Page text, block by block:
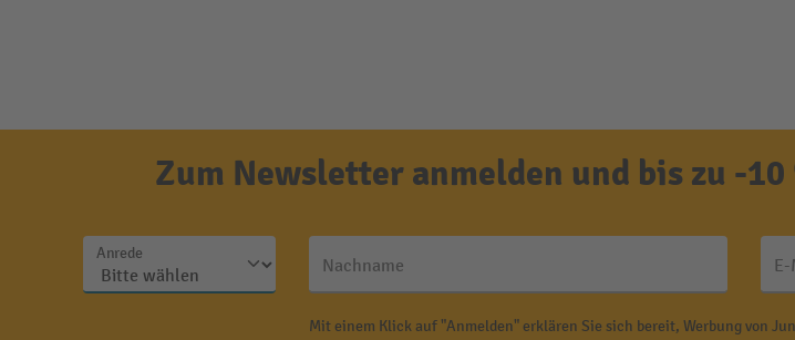
Zum Newsletter anmelden und bis zu -
Anrede
Nachname
Mit einem Klick auf "Anmelden" erklären Sie sich bereit, Werbung von